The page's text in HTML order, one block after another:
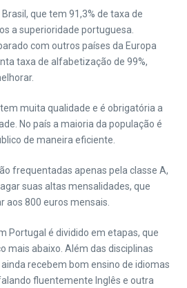
que tem 91,3% de taxa de
a superioridade portuguesa.
com outros países da Europa
taxa de alfabetização de 99%,
muita qualidade e é obrigatória a
No país a maioria da população é
de maneira eficiente.
frequentadas apenas pela classe A,
suas altas mensalidades, que
800 euros mensais.
Portugal é dividido em etapas, que
mais abaixo. Além das disciplinas
recebem bom ensino de idiomas
fluentemente Inglês e outra